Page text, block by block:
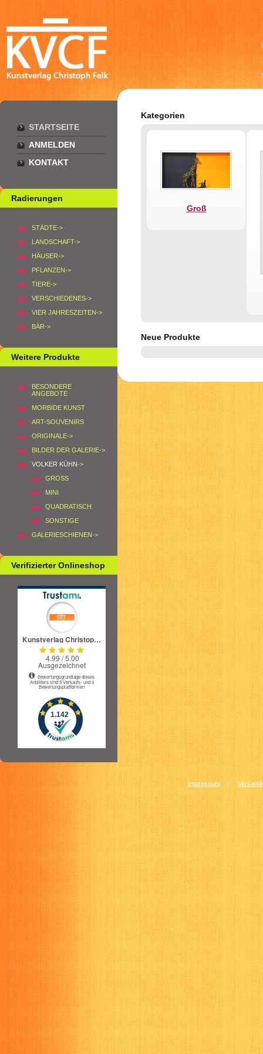
STARTSEITE
ANMELDEN
KONTAKT
Radierungen
STÄDTE->
LANDSCHAFT->
HÄUSER->
PFLANZEN->
TIERE->
VERSCHIEDENES->
VIER JAHRESZEITEN->
BÄR->
Weitere Produkte
BESONDERE
ANGEBOTE
MORBIDE KUNST
ART-SOUVENIRS
ORIGINALE->
BILDER DER GALERIE->
VOLKER KÜHN->
GROSS
MINI
QUADRATISCH
SONSTIGE
GALERIESCHIENEN->
Verifizierter Onlineshop
Kategorien
Groß
Neue Produkte
Impressum |